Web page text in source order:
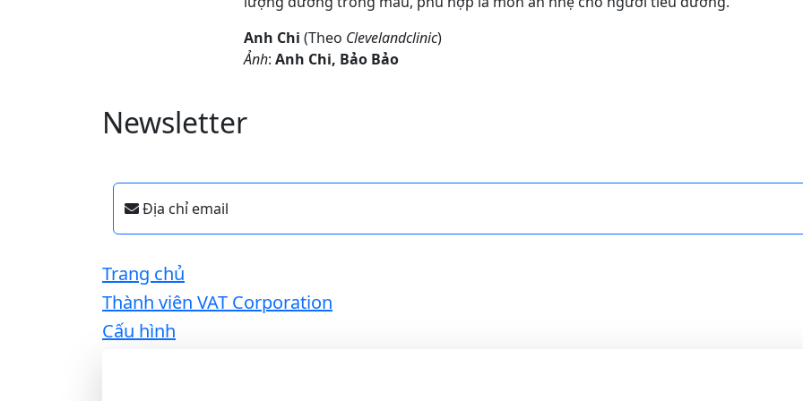
Anh Chi (Theo Clevelandclinic)
Ảnh: Anh Chi, Bảo Bảo
Newsletter
Địa chỉ email
Trang chủ
Thành viên VAT Corporation
Cấu hình